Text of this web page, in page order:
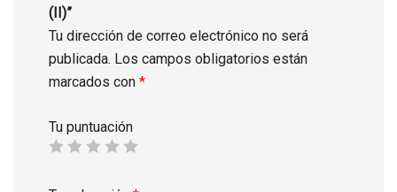
(II)”
Tu dirección de correo electrónico no será
publicada. Los campos obligatorios están
marcados con *
Tu puntuación